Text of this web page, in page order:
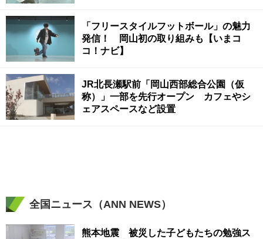
「フリースタイルフットボール」の魅力
発信！ 岡山初の取り組みも【いまコ
コ！ナビ】
JR北長瀬駅前「岡山西部総合公園（仮
称）」一部を先行オープン カフェやシ
ェアスペースなど設置
全国ニュース（ANN NEWS）
熊本地震 被災した子どもたちの勉強ス